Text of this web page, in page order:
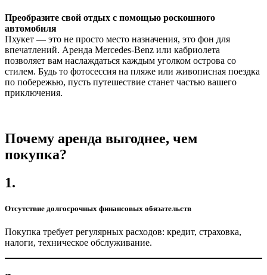
Преобразите свой отдых с помощью роскошного
автомобиля
Пхукет — это не просто место назначения, это фон для
впечатлений. Аренда Mercedes-Benz или кабриолета
позволяет вам наслаждаться каждым уголком острова со
стилем. Будь то фотосессия на пляже или живописная поездка
по побережью, пусть путешествие станет частью вашего
приключения.
Почему аренда выгоднее, чем
покупка?
1.
Отсутствие долгосрочных финансовых обязательств
Покупка требует регулярных расходов: кредит, страховка,
налоги, техническое обслуживание.